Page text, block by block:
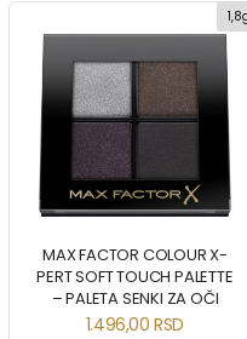
MAX FACTOR COLOUR X-
PERT SOFT TOUCH PALETTE
– PALETA SENKI ZA OČI
1.496,00RSD